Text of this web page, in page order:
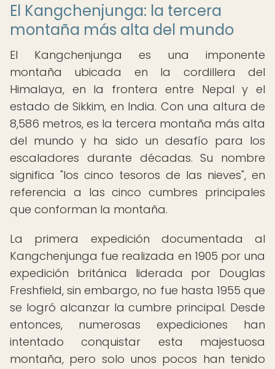
El Kangchenjunga: la tercera
montaña más alta del mundo
El Kangchenjunga es una imponente
montaña ubicada en la cordillera del
Himalaya, en la frontera entre Nepal y el
estado de Sikkim, en India. Con una altura de
8,586 metros, es la tercera montaña más alta
del mundo y ha sido un desafío para los
escaladores durante décadas. Su nombre
significa "los cinco tesoros de las nieves", en
referencia a las cinco cumbres principales
que conforman la montaña.
La primera expedición documentada al
Kangchenjunga fue realizada en 1905 por una
expedición británica liderada por Douglas
Freshfield, sin embargo, no fue hasta 1955 que
se logró alcanzar la cumbre principal. Desde
entonces, numerosas expediciones han
intentado conquistar esta majestuosa
montaña, pero solo unos pocos han tenido